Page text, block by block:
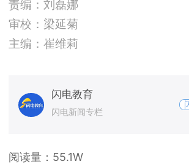
责编：刘磊娜
审校：梁延菊
主编：崔维莉
闪电教育
闪电新闻专栏
阅读量： 55.1W